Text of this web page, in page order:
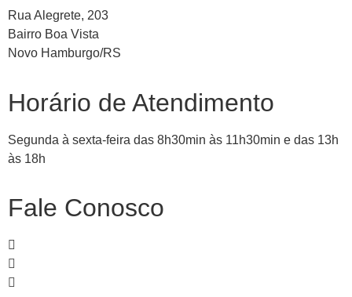
Rua Alegrete, 203
Bairro Boa Vista
Novo Hamburgo/RS
Horário de Atendimento
Segunda à sexta-feira das 8h30min às 11h30min e das 13h
às 18h
Fale Conosco